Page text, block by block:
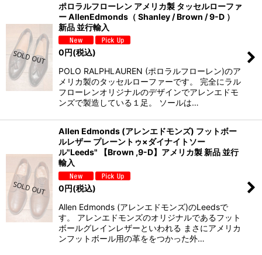
ポロラルフローレン アメリカ製 タッセルローファ
ー AllenEdmonds（ Shanley / Brown / 9-D ）
新品 並行輸入
0円(税込)
POLO RALPHLAUREN (ポロラルフローレン)のア
メリカ製のタッセルローファーです。 完全にラル
フローレンオリジナルのデザインでアレンエドモ
ンズで製造している１足。 ソールは…
Allen Edmonds (アレンエドモンズ) フットボー
ルレザー プレーントゥ×ダイナイトソー
ル"Leeds" 【Brown ,9-D】アメリカ製 新品 並行
輸入
0円(税込)
Allen Edmonds (アレンエドモンズ)のLeedsで
す。 アレンエドモンズのオリジナルであるフット
ボールグレインレザーといわれる まさにアメリカ
ンフットボール用の革ををつかった外…